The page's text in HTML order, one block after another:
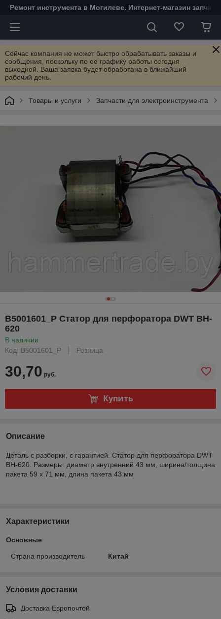
Ремонт инструмента в Могилеве. Интернет-магазин
Сейчас компания не может быстро обрабатывать заказы и
сообщения, поскольку по ее графику работы сегодня
выходной. Ваша заявка будет обработана в ближайший
рабочий день.
Товары и услуги Запчасти для электроинструмента
B5001601_Р Статор для перфоратора DWT BH-
620
В наличии
Код: B5001601_Р
Розница
30,70 руб.
Купить
Описание
Деталь с разборки, с гарантией. Статор для перфоратора DWT
BH-620. Размеры: диаметр внутренний 43 мм, ширина/толщина
пакета 59 х 71 мм, длина пакета 43 мм
Характеристики
Основные
Страна производитель Китай
Условия доставки
Доставка Европочтой